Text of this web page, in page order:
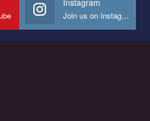
- это зайти на наш канал YouTube
лайк под видео.
Join us on Instagram